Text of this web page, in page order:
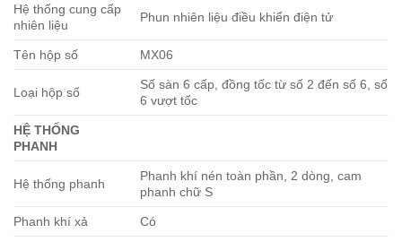
Hệ thống cung cấp
nhiên liệu
Phun nhiên liệu điều khiển điện tử
Tên hộp số MX06
Loại hộp số
Số sàn 6 cấp, đồng tốc từ số 2 đến số 6, số
6 vượt tốc
HỆ THỐNG
PHANH
Hệ thống phanh
Phanh khí nén toàn phần, 2 dòng, cam
phanh chữ S
Phanh khí xả Có